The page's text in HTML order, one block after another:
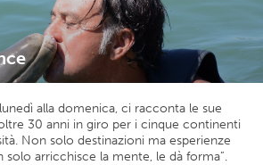
alla domenica, ci racconta le sue
30 anni in giro per i cinque continenti
Non solo destinazioni ma esperienze
solo arricchisce la mente, le dà forma”.